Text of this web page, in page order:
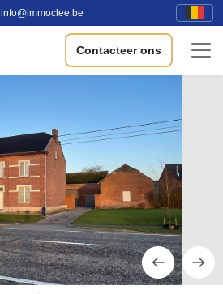
info@immoclee.be
Contacteer ons